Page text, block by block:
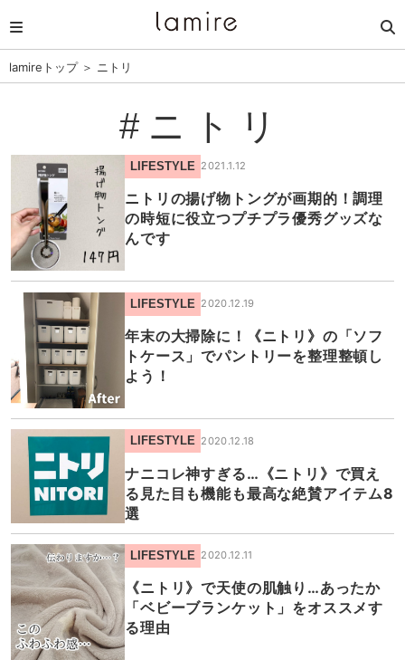
lamireトップ＞ ニトリ
#ニトリ
LIFESTYLE 2021.1.12
ニトリの揚げ物トングが画期的！調理
の時短に役立つプチプラ優秀グッズな
んです
LIFESTYLE 2020.12.19
年末の大掃除に！《ニトリ》の「ソフ
トケース」でパントリーを整理整頓し
よう！
LIFESTYLE 2020.12.18
ナニコレ神すぎる…《ニトリ》で買え
る見た目も機能も最高な絶賛アイテム8
選
LIFESTYLE 2020.12.11
《ニトリ》で天使の肌触り…あったか
「ベビーブランケット」をオススメす
る理由